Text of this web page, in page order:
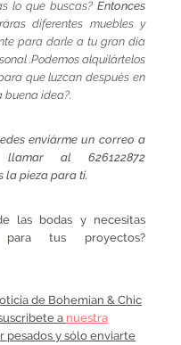
lo que buscas?Entonces
diferentes muebles y
para darle a tu gran día
.Podemos alquilártelos
que luzcan después en
buena idea?.
enviárme un correo a
al 626122872
la pieza para ti.
las bodas y necesitas
tus proyectos?
de Bohemian & Chic
a nuestra
pesados y sólo enviarte